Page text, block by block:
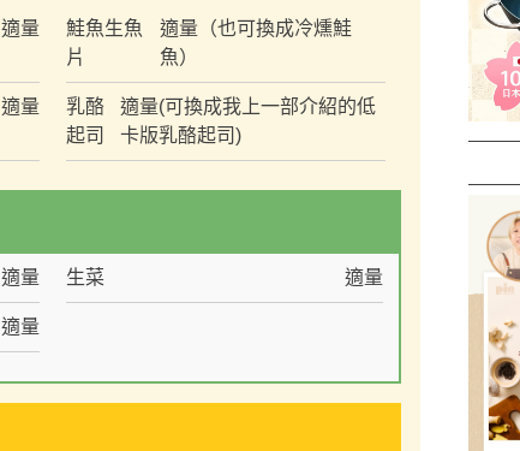
適量
鮭魚生魚
片
適量（也可換成冷燻鮭
魚）
適量
乳酪
起司
適量(可換成我上一部介紹的低
卡版乳酪起司)
適量 生菜 適量
適量